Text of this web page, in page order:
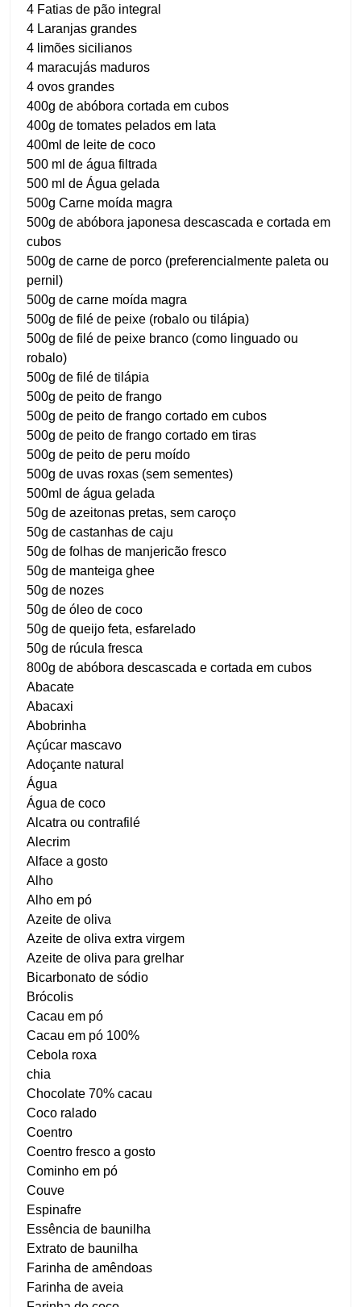
4 Fatias de pão integral
4 Laranjas grandes
4 limões sicilianos
4 maracujás maduros
4 ovos grandes
400g de abóbora cortada em cubos
400g de tomates pelados em lata
400ml de leite de coco
500 ml de água filtrada
500 ml de Água gelada
500g Carne moída magra
500g de abóbora japonesa descascada e cortada em
cubos
500g de carne de porco (preferencialmente paleta ou
pernil)
500g de carne moída magra
500g de filé de peixe (robalo ou tilápia)
500g de filé de peixe branco (como linguado ou
robalo)
500g de filé de tilápia
500g de peito de frango
500g de peito de frango cortado em cubos
500g de peito de frango cortado em tiras
500g de peito de peru moído
500g de uvas roxas (sem sementes)
500ml de água gelada
50g de azeitonas pretas, sem caroço
50g de castanhas de caju
50g de folhas de manjericão fresco
50g de manteiga ghee
50g de nozes
50g de óleo de coco
50g de queijo feta, esfarelado
50g de rúcula fresca
800g de abóbora descascada e cortada em cubos
Abacate
Abacaxi
Abobrinha
Açúcar mascavo
Adoçante natural
Água
Água de coco
Alcatra ou contrafilé
Alecrim
Alface a gosto
Alho
Alho em pó
Azeite de oliva
Azeite de oliva extra virgem
Azeite de oliva para grelhar
Bicarbonato de sódio
Brócolis
Cacau em pó
Cacau em pó 100%
Cebola roxa
chia
Chocolate 70% cacau
Coco ralado
Coentro
Coentro fresco a gosto
Cominho em pó
Couve
Espinafre
Essência de baunilha
Extrato de baunilha
Farinha de amêndoas
Farinha de aveia